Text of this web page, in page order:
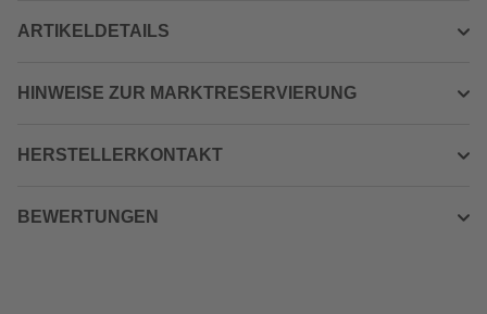
ARTIKELDETAILS
HINWEISE ZUR MARKTRESERVIERUNG
HERSTELLERKONTAKT
BEWERTUNGEN